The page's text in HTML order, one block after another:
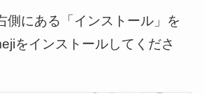
側にある「インストール」を
をインストールしてくださ